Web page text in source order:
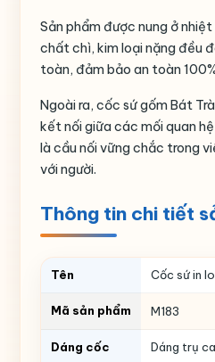
Sản phẩm được nung ở
chất chì, kim loại nặng đều
toàn, đảm bảo an toàn
Ngoài ra, cốc sứ gốm Bát
kết nối giữa các mối quan
là cầu nối vững chắc trong
với người.
Thông tin chi tiết
Tên Cốc sứ in
Mã sản phẩm M183
Dáng cốc Dáng trụ